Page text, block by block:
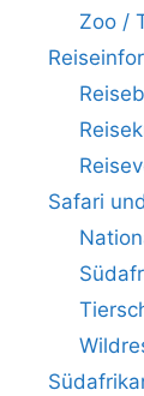
Zoo /
Safari